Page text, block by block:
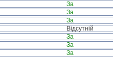
За
За
За
Відсутній
За
За
За